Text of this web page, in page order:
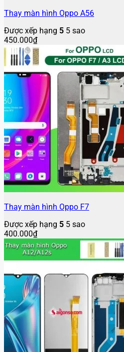
Thay màn hình Oppo A56
Được xếp hạng 5 5 sao
450.000₫
Thay màn hình Oppo F7
Được xếp hạng 5 5 sao
400.000₫